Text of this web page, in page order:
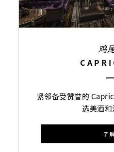
鸡
紧邻备受赞誉的
选美酒和
了